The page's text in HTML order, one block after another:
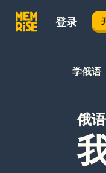
登录
学俄语
俄